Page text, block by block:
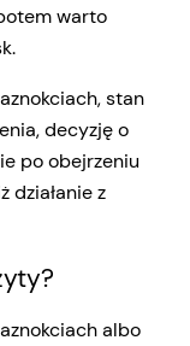
warto
stan
decyzję o
po obejrzeniu
działanie z
albo